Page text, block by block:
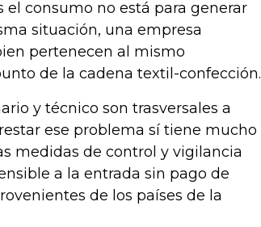
el consumo no está para generar
situación, una empresa
pertenecen al mismo
de la cadena textil-confección.
y técnico son trasversales a
ese problema sí tiene mucho
medidas de control y vigilancia
a la entrada sin pago de
de los países de la